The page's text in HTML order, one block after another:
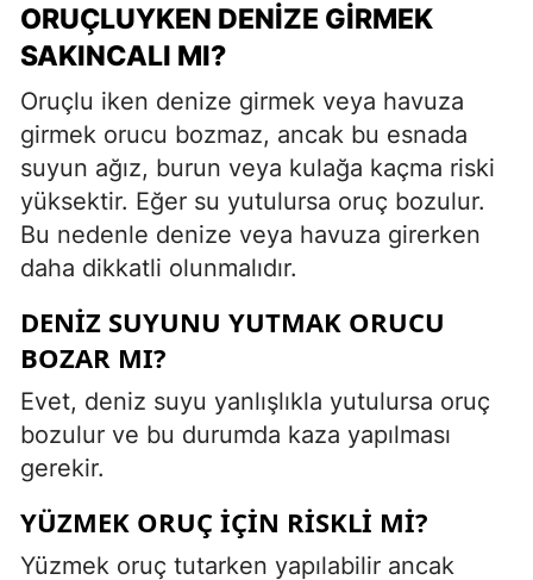
ORUÇLUYKEN DENIZE GIRMEK
SAKINCALI MI?
Oruçlu iken denize girmek veya havuza
girmek orucu bozmaz, ancak bu esnada
suyun ağız, burun veya kulağa kaçma riski
yüksektir. Eğer su yutulursa oruç bozulur.
Bu nedenle denize veya havuza girerken
daha dikkatli olunmalıdır.
DENIZ SUYUNU YUTMAK ORUCU
BOZAR MI?
Evet, deniz suyu yanlışlıkla yutulursa oruç
bozulur ve bu durumda kaza yapılması
gerekir.
YÜZMEK ORUÇ İÇIN RISKLI MI?
Yüzmek oruç tutarken yapılabilir ancak